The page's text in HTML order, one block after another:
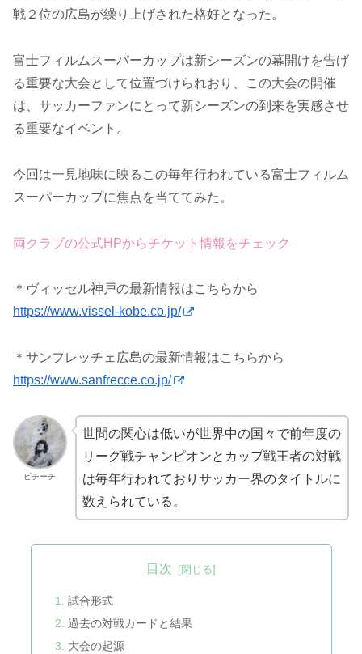
戦２位の広島が繰り上げされた格好となった。
富士フィルムスーパーカップは新シーズンの幕開けを告げ
る重要な大会として位置づけられおり、この大会の開催
は、サッカーファンにとって新シーズンの到来を実感させ
る重要なイベント。
今回は一見地味に映るこの毎年行われている富士フィルム
スーパーカップに焦点を当ててみた。
両クラブの公式HPからチケット情報をチェック
＊ヴィッセル神戸の最新情報はこちらから
https://www.vissel-kobe.co.jp/
＊サンフレッチェ広島の最新情報はこちらから
https://www.sanfrecce.co.jp/
ピチーチ
世間の関心は低いが世界中の国々で前年度の
リーグ戦チャンピオンとカップ戦王者の対戦
は毎年行われておりサッカー界のタイトルに
数えられている。
目次
試合形式
過去の対戦カードと結果
大会の起源